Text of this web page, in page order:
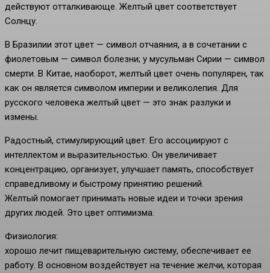
действуют отталкивающе. Желтый цвет соответствует
Солнцу.
В Бразилии этот цвет — символ отчаяния, а в сочетании с
фиолетовым — символ болезни; у мусульман Сирии — символ
смерти. В Китае, наоборот, желтый цвет очень популярен, так
как он является символом империи и великолепия. Для
русского человека желтый цвет — это знак разлуки и
измены.
Радостный, стимулирующий цвет. Его ассоциируют с
интеллектом и выразительностью. Он увеличивает
концентрацию, организует, улучшает память, способствует
справедливому и быстрому принятию решений.
Желтый помогает принимать новые идеи и точки зрения
других людей. Это цвет оптимизма.
Физиология:
хорошо лечит пищеварительную систему, обеспечивает ее
работу. В основном воздействует на течение желчи, которая